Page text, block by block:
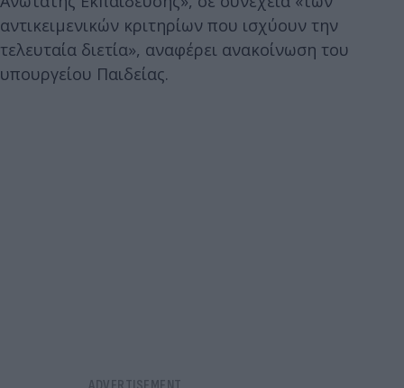
αντικειμενικών κριτηρίων που ισχύουν την
τελευταία διετία», αναφέρει ανακοίνωση του
υπουργείου Παιδείας.